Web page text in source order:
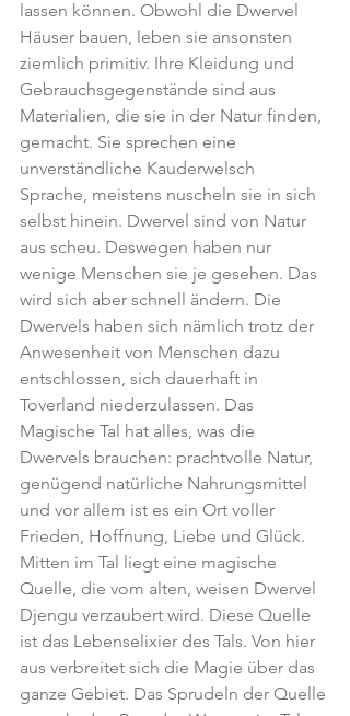
lassen können. Obwohl die Dwervel
Häuser bauen, leben sie ansonsten
ziemlich primitiv. Ihre Kleidung und
Gebrauchsgegenstände sind aus
Materialien, die sie in der Natur finden,
gemacht. Sie sprechen eine
unverständliche Kauderwelsch
Sprache, meistens nuscheln sie in sich
selbst hinein. Dwervel sind von Natur
aus scheu. Deswegen haben nur
wenige Menschen sie je gesehen. Das
wird sich aber schnell ändern. Die
Dwervels haben sich nämlich trotz der
Anwesenheit von Menschen dazu
entschlossen, sich dauerhaft in
Toverland niederzulassen. Das
Magische Tal hat alles, was die
Dwervels brauchen: prachtvolle Natur,
genügend natürliche Nahrungsmittel
und vor allem ist es ein Ort voller
Frieden, Hoffnung, Liebe und Glück.
Mitten im Tal liegt eine magische
Quelle, die vom alten, weisen Dwervel
Djengu verzaubert wird. Diese Quelle
ist das Lebenselixier des Tals. Von hier
aus verbreitet sich die Magie über das
ganze Gebiet. Das Sprudeln der Quelle